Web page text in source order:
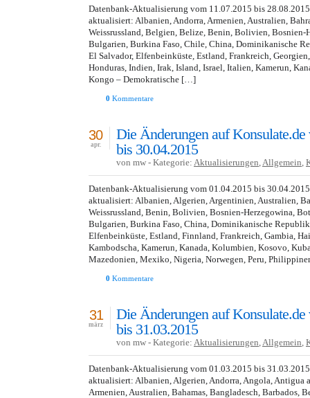
Datenbank-Aktualisierung vom 11.07.2015 bis
aktualisiert: Albanien, Andorra, Armenien, Australien,
Weissrussland, Belgien, Belize, Benin, Bolivien, Bosnien-
Bulgarien, Burkina Faso, Chile, China, Dominikanische
El Salvador, Elfenbeinküste, Estland, Frankreich,
Honduras, Indien, Irak, Island, Israel, Italien, Kamerun,
Kongo – Demokratische […]
0 Kommentare
Die Änderungen auf
bis 30.04.2015
30
apr.
von mw - Kategorie: Aktualisierungen,Allgemein,
Datenbank-Aktualisierung vom 01.04.2015 bis
aktualisiert: Albanien, Algerien, Argentinien, Australien,
Weissrussland, Benin, Bolivien, Bosnien-Herzegowina,
Bulgarien, Burkina Faso, China, Dominikanische
Elfenbeinküste, Estland, Finnland, Frankreich, Gambia,
Kambodscha, Kamerun, Kanada, Kolumbien, Kosovo,
Mazedonien, Mexiko, Nigeria, Norwegen, Peru,
0 Kommentare
Die Änderungen auf
bis 31.03.2015
31
märz
von mw - Kategorie: Aktualisierungen,Allgemein,
Datenbank-Aktualisierung vom 01.03.2015 bis
aktualisiert: Albanien, Algerien, Andorra, Angola, Antigua
Armenien, Australien, Bahamas, Bangladesch, Barbados,